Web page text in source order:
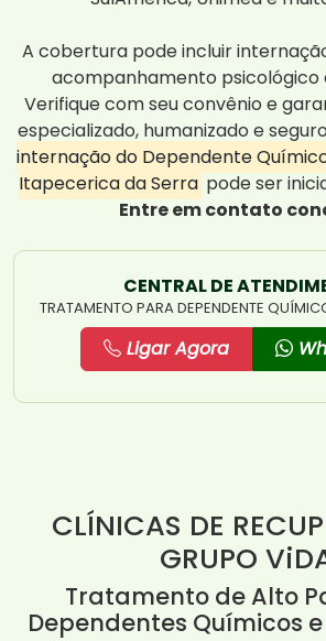
A cobertura pode incluir
acompanhamento psicológico
Verifique com seu convênio e
especializado, humanizado e
internação do Dependente
Itapecerica da Serra pode ser
Entre em contato
CENTRAL DE
TRATAMENTO PARA DEPENDENTE
Ligar Agora
CLÍNICAS DE
GRUPO
Tratamento de Alto
Dependentes Químicos